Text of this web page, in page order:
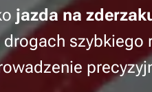
jazda na